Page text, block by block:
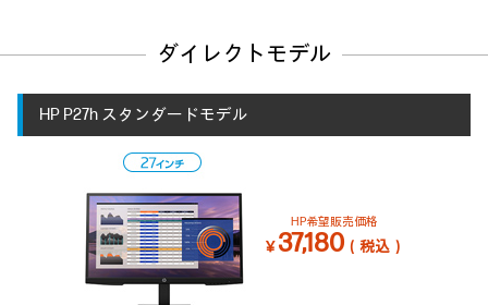
ダイレクトモデル
HP P27h スタンダードモデル
HP希望販売価格
￥37,180 （税込）